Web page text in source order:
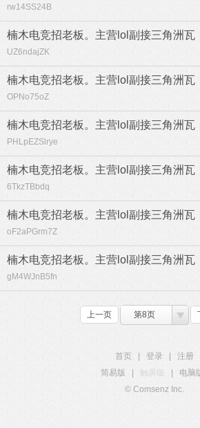
rw14SS24B
楠木电竞招老板。主营lol副接三角洲瓦
UZ6ndajZK
楠木电竞招老板。主营lol副接三角洲瓦
OPNo75oZ
楠木电竞招老板。主营lol副接三角洲瓦
PHLpEZSlrye
楠木电竞招老板。主营lol副接三角洲瓦
6TkzTBbdq
楠木电竞招老板。主营lol副接三角洲瓦
oF2aPGrm7Z
楠木电竞招老板。主营lol副接三角洲瓦
gM4WJnB5fn
上一页 第8页
首页 登录
注册
简易版
触屏版 电脑
© Comsenz Inc.